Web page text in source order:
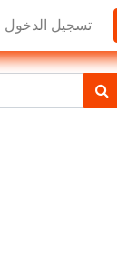
تسجيل الدخول